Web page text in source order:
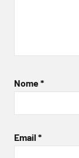
Nome*
Email *